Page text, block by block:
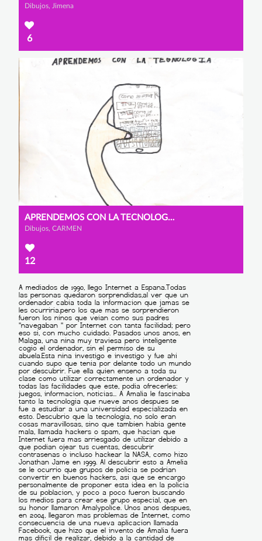
Dibujos, Jimena
6
APRENDEMOS CON LA TECNOLOGÍA
Dibujos, CARMEN
12